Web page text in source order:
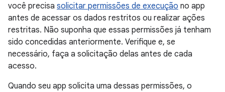
você precisa solicitar permissões de execução no app
antes de acessar os dados restritos ou realizar ações
restritas. Não suponha que essas permissões já tenham
sido concedidas anteriormente. Verifique e, se
necessário, faça a solicitação delas antes de cada
acesso.
Quando seu app solicita uma dessas permissões, o